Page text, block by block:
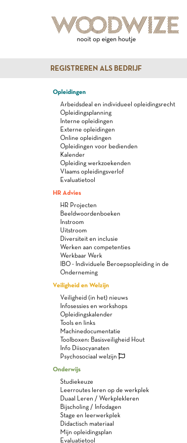
REGISTREREN ALS BEDRIJF
Opleidingen
Arbeidsdeal en individueel opleidingsrecht
Opleidingsplanning
Interne opleidingen
Externe opleidingen
Online opleidingen
Opleidingen voor bedienden
Kalender
Opleiding werkzoekenden
Vlaams opleidingsverlof
Evaluatietool
HR Advies
HR Projecten
Beeldwoordenboeken
Instroom
Uitstroom
Diversiteit en inclusie
Werken aan competenties
Werkbaar Werk
IBO - Individuele Beroepsopleiding in de
Onderneming
Veiligheid en Welzijn
Veiligheid (in het) nieuws
Infosessies en workshops
Opleidingskalender
Tools en links
Machinedocumentatie
Toolboxen: Basisveiligheid Hout
Info Diisocyanaten
Psychosociaal welzijn
Onderwijs
Studiekeuze
Leerroutes leren op de werkplek
Duaal Leren / Werkplekleren
Bijscholing / Infodagen
Stage en leerwerkplek
Didactisch materiaal
Mijn opleidingsplan
Evaluatietool